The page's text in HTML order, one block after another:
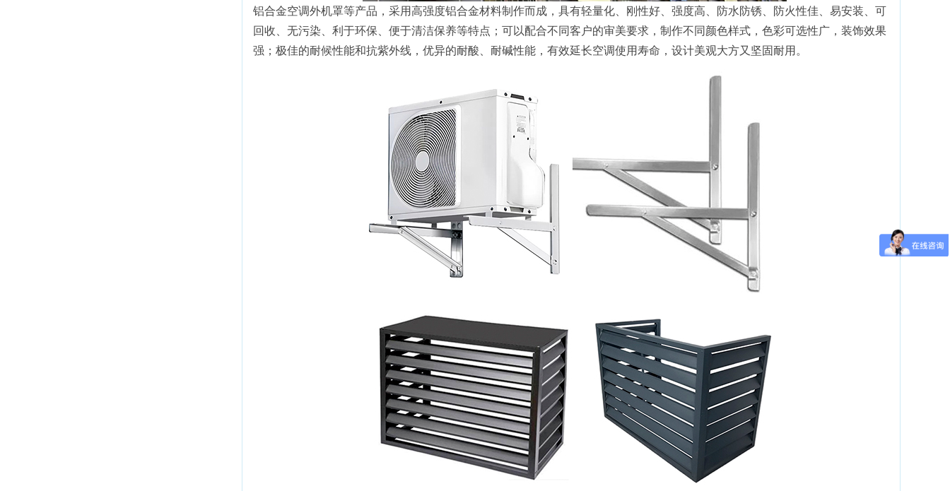
铝合金空调外机罩等产品，采用高强度铝合金材料制作而成，具有轻量化、刚性好、强度高、防水防锈、防火性佳、易安装、可
回收、无污染、利于环保、便于清洁保养等特点；可以配合不同客户的审美要求，制作不同颜色样式，色彩可选性广，装饰效果
强；极佳的耐候性能和抗紫外线，优异的耐酸、耐碱性能，有效延长空调使用寿命，设计美观大方又坚固耐用。